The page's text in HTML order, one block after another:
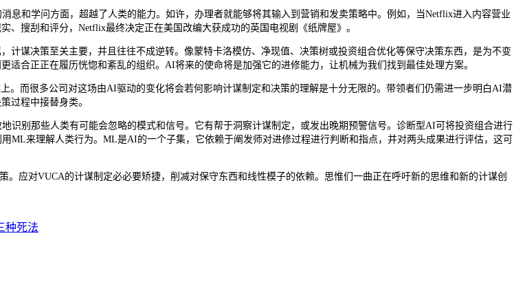
和学问方面，超越了人类的能力。如许，办理者就能够将其输入到营销和发卖策略中。例如，当Netflix进入内容营业
、搜刮和评分，Netflix最终决定正在美国改编大获成功的英国电视剧《纸牌屋》。
谋决策至关主要，并且往往不成逆转。像蒙特卡洛模仿、净现值、决策树或投资组合优化等保守决策东西，是为不变
合正正在履历恍惚和紊乱的组织。AI将来的使命将是加强它的进修能力，让机械为我们找到最佳处理方案。
很多公司对这场由AI驱动的变化将会若何影响计谋制定和决策的理解是十分无限的。带领者们仍需进一步明白AI潜
过程中接替身类。
别那些人类有可能会忽略的模式和信号。它有帮于洞察计谋制定，或发出晚期预警信号。诊断型AI可将投资组合进行
来理解人类行为。ML是AI的一个子集，它依赖于阐发师对进修过程进行判断和指点，并对两头成果进行评估，这可
对VUCA的计谋制定必必要矫捷，削减对保守东西和线性模子的依赖。思惟们一曲正在呼吁新的思维和新的计谋创
种死法